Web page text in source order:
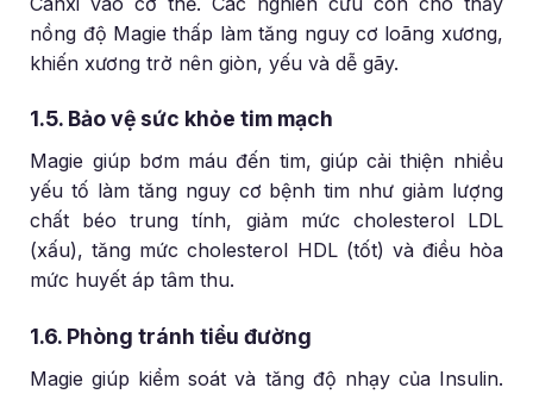
nồng độ Magie thấp làm tăng nguy cơ loãng xương,
khiến xương trở nên giòn, yếu và dễ gãy.
1.5. Bảo vệ sức khỏe tim mạch
Magie giúp bơm máu đến tim, giúp cải thiện nhiều
yếu tố làm tăng nguy cơ bệnh tim như giảm lượng
chất béo trung tính, giảm mức cholesterol LDL
(xấu), tăng mức cholesterol HDL (tốt) và điều hòa
mức huyết áp tâm thu.
1.6. Phòng tránh tiểu đường
Magie giúp kiểm soát và tăng độ nhạy của Insulin.